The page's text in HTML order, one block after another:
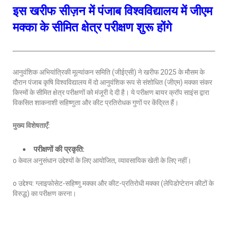
इस खरीफ सीज़न में पंजाब विश्वविद्यालय में जीएम
मक्का के सीमित क्षेत्र परीक्षण शुरू होंगे
आनुवंशिक अभियांत्रिकी मूल्यांकन समिति (जीईएसी) ने खरीफ 2025 के मौसम के
दौरान पंजाब कृषि विश्वविद्यालय में दो आनुवंशिक रूप से संशोधित (जीएम) मक्का संकर
किस्मों के सीमित क्षेत्र परीक्षणों को मंजूरी दे दी है। ये परीक्षण बायर क्रॉप साइंस द्वारा
विकसित शाकनाशी सहिष्णुता और कीट प्रतिरोधक गुणों पर केंद्रित हैं।
मुख्य विशेषताएँ:
परीक्षणों की प्रकृति:
o केवल अनुसंधान उद्देश्यों के लिए आयोजित, व्यावसायिक खेती के लिए नहीं।
o उद्देश्य: ग्लाइफोसेट-सहिष्णु मक्का और कीट-प्रतिरोधी मक्का (लेपिडोप्टेरान कीटों के
विरुद्ध) का परीक्षण करना।